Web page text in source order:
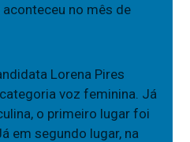
no mês de
Lorena Pires
voz feminina. Já
o primeiro lugar foi
em segundo lugar, na